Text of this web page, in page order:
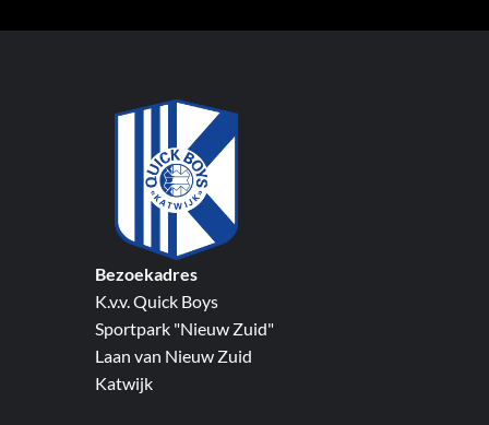
Bezoekadres
K.v.v. Quick Boys
Sportpark "Nieuw Zuid"
Laan van Nieuw Zuid
Katwijk